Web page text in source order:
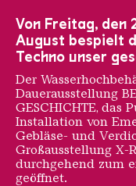
Von Freitag, den
August bespielt
Techno unser
Der
Dauerausstellung
GESCHICHTE, das
Installation von
Gebläse- und
Großausstellung X-
durchgehend zum
geöffnet.